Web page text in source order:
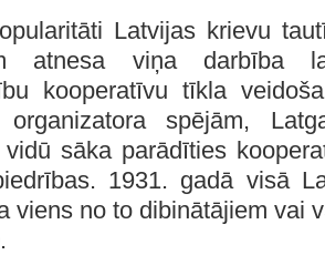
Latvijas krievu
atnesa viņa darbība
kooperatīvu tīkla
spējām,
sāka parādīties
1931. gadā visā
viens no to dibinātājiem vai